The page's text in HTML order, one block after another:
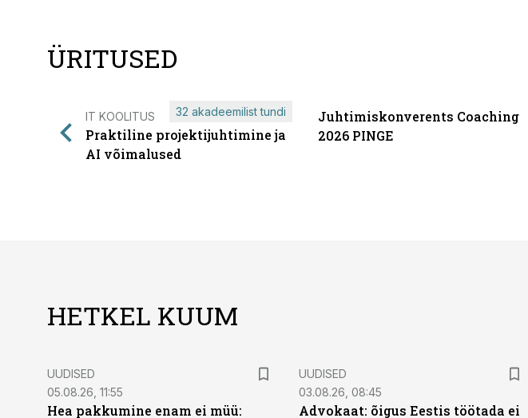
ÜRITUSED
IT KOOLITUS
Praktiline projektijuhtimine ja
AI võimalused
32 akadeemilist tundi
Juhtimiskonverents Coaching
2026 PINGE
HETKEL KUUM
UUDISED
05.08.26, 11:55
Hea pakkumine enam ei müü:
UUDISED
03.08.26, 08:45
Advokaat: õigus Eestis töötada ei